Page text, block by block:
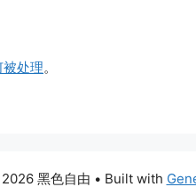
处理。
黑色自由 • Built with